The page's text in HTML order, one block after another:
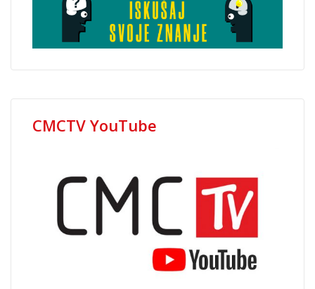
CMCTV YouTube